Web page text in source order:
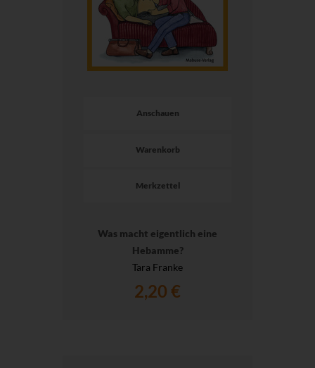
Anschauen
Warenkorb
Merkzettel
Was macht eigentlich eine
Hebamme?
Tara Franke
2,20 €